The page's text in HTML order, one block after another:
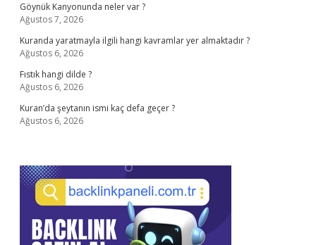
Göynük Kanyonunda neler var ?
Ağustos 7, 2026
Kuranda yaratmayla ilgili hangi kavramlar yer almaktadır ?
Ağustos 6, 2026
Fıstık hangi dilde ?
Ağustos 6, 2026
Kuran’da şeytanın ismi kaç defa geçer ?
Ağustos 6, 2026